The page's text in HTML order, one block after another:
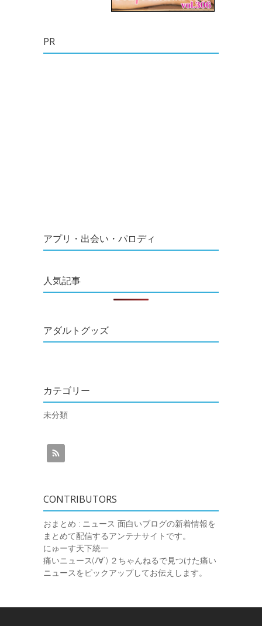
PR
アプリ・出会い・パロディ
人気記事
アダルトグッズ
カテゴリー
未分類
CONTRIBUTORS
おまとめ : ニュース 面白いブログの新着情報を
まとめて配信するアンテナサイトです。
にゅーす天下統一
痛いニュース(ﾉ∀`) ２ちゃんねるで見つけた痛い
ニュースをピックアップしてお伝えします。